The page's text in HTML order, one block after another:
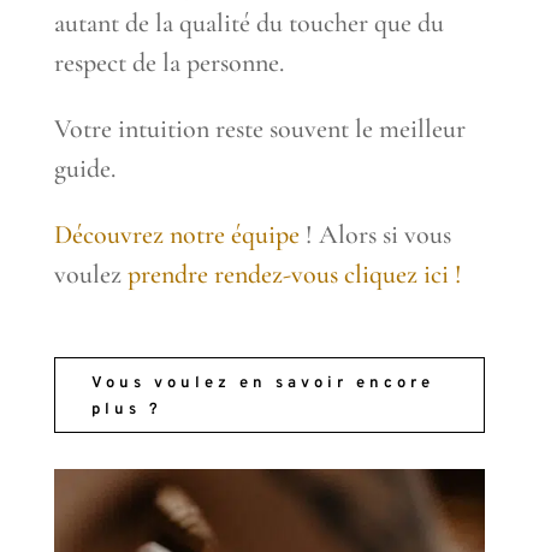
autant de la qualité du toucher que du
respect de la personne.
Votre intuition reste souvent le meilleur
guide.
Découvrez notre équipe! Alors si vous
voulezprendre rendez-vous cliquez ici !
Vous voulez en savoir encore
plus ?